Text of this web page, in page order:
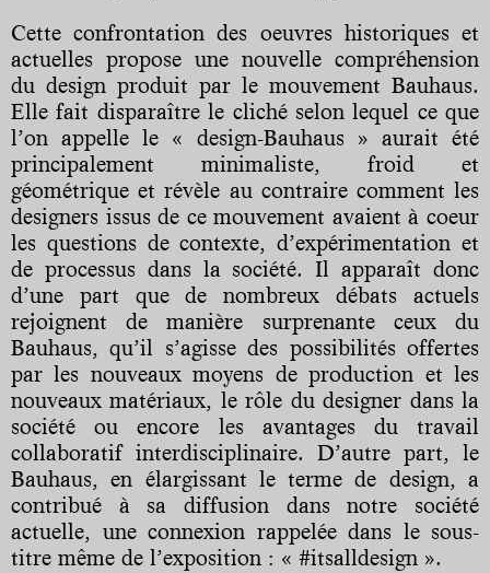
Cette confrontation des oeuvres historiques et
actuelles propose une nouvelle compréhension
du design produit par le mouvement Bauhaus.
Elle fait disparaître le cliché selon lequel ce que
l’on appelle le « design-Bauhaus » aurait été
principalement minimaliste, froid et
géométrique et révèle au contraire comment les
designers issus de ce mouvement avaient à coeur
les questions de contexte, d’expérimentation et
de processus dans la société. Il apparaît donc
d’une part que de nombreux débats actuels
rejoignent de manière surprenante ceux du
Bauhaus, qu’il s’agisse des possibilités offertes
par les nouveaux moyens de production et les
nouveaux matériaux, le rôle du designer dans la
société ou encore les avantages du travail
collaboratif interdisciplinaire. D’autre part, le
Bauhaus, en élargissant le terme de design, a
contribué à sa diffusion dans notre société
actuelle, une connexion rappelée dans le sous-
titre même de l’exposition : « #itsalldesign ».